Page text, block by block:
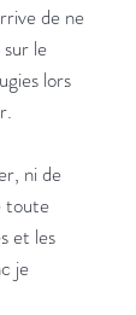
de ne
le
lors
ni de
toute
et les
je